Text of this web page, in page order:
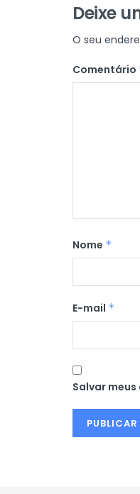
Deixe
O seu
Comentário
Nome *
E-mail *
Salvar